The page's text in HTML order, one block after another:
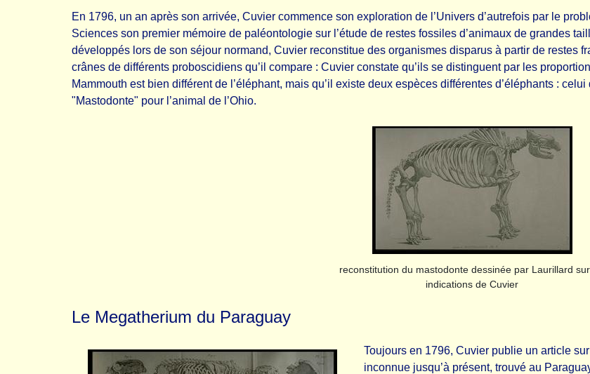
En 1796, un an après son arrivée, Cuvier commence son exploration de l’Univers d’autrefois par le
Sciences son premier mémoire de paléontologie sur l’étude de restes fossiles d’animaux de grandes
développés lors de son séjour normand, Cuvier reconstitue des organismes disparus à partir de restes
crânes de différents proboscidiens qu’il compare : Cuvier constate qu’ils se distinguent par les
Mammouth est bien différent de l’éléphant, mais qu’il existe deux espèces différentes d’éléphants :
"Mastodonte" pour l’animal de l’Ohio.
reconstitution du mastodonte dessinée par Laurillard
indications de Cuvier
Le Megatherium du Paraguay
Toujours en 1796, Cuvier publie un article
inconnue jusqu’à présent, trouvé au